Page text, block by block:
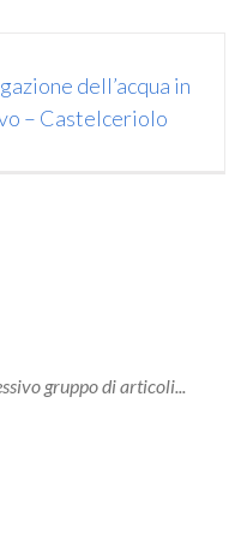
dell’acqua in
– Castelceriolo
gruppo di articoli...